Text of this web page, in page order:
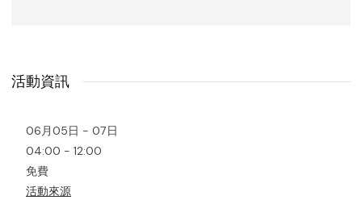
活動資訊
06月05日 - 07日
04:00 - 12:00
免費
活動來源